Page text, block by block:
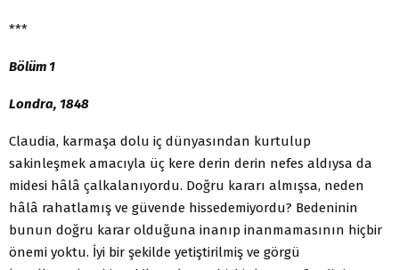
***
Bölüm 1
Londra, 1848
Claudia, karmaşa dolu iç dünyasından kurtulup
sakinleşmek amacıyla üç kere derin derin nefes aldıysa da
midesi hâlâ çalkalanıyordu. Doğru kararı almışsa, neden
hâlâ rahatlamış ve güvende hissedemiyordu? Bedeninin
bunun doğru karar olduğuna inanıp inanmamasının hiçbir
önemi yoktu. İyi bir şekilde yetiştirilmiş ve görgü